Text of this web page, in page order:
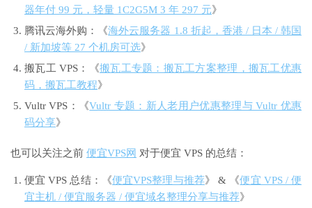
器年付 99 元，轻量 1C2G5M 3 年 297 元》
腾讯云海外购：《海外云服务器 1.8 折起，香港 / 日本 / 韩国
/ 新加坡等 27 个机房可选》
搬瓦工 VPS：《搬瓦工专题：搬瓦工方案整理，搬瓦工优惠
码，搬瓦工教程》
Vultr VPS：《Vultr 专题：新人老用户优惠整理与 Vultr 优惠
码分享》
也可以关注之前 便宜VPS网 对于便宜 VPS 的总结：
便宜 VPS 总结：《便宜VPS整理与推荐》 & 《便宜 VPS / 便
宜主机 / 便宜服务器 / 便宜域名整理分享与推荐》